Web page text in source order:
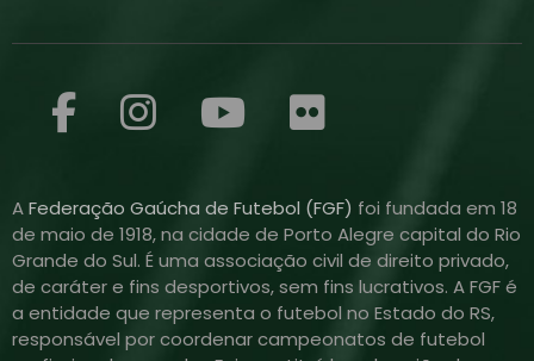
AFederação Gaúcha de Futebol (FGF) foi fundada em 18
de maio de 1918, na cidade de Porto Alegre capital do Rio
Grande do Sul. É uma associação civil de direito privado,
de caráter e fins desportivos, sem fins lucrativos. A FGF é
a entidade que representa o futebol no Estado do RS,
responsável por coordenar campeonatos de futebol